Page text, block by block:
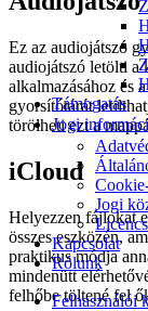
Támogatás
Jogi
Jogi
Kapcsolat
Rólunk
Felhasználói
Ez az audiojátszó
audiojátszó letölti a
alkalmazásához és
gyorsítótárát
törölheti ezt a
iCloud
Helyezzen fájlokat
összes eszközén,
praktikus módja
mindenütt
felhőbe töltené fel